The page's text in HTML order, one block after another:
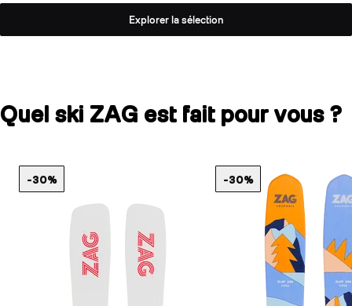
Explorer la sélection
Quel ski ZAG est fait pour vous ?
-30% -30%